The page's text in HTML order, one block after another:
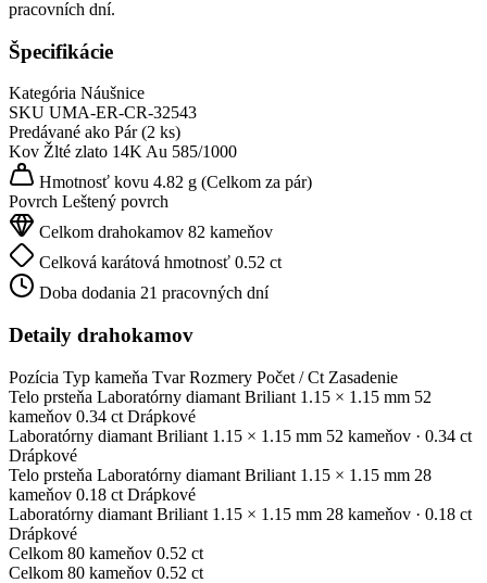
pracovních dní.
Špecifikácie
Kategória Náušnice
SKU UMA-ER-CR-32543
Predávané ako Pár (2 ks)
Kov Žlté zlato 14KAu 585/1000
Hmotnosť kovu 4.82 g (Celkom za pár)
Povrch Leštený povrch
Celkom drahokamov 82 kameňov
Celková karátová hmotnosť 0.52 ct
Doba dodania 21 pracovných dní
Detaily drahokamov
Pozícia Typ kameňa Tvar Rozmery Počet / Ct Zasadenie
Telo prsteňa Laboratórny diamant Briliant 1.15 × 1.15 mm 52
kameňov 0.34 ct Drápkové
Laboratórny diamant Briliant 1.15 × 1.15 mm 52 kameňov · 0.34 ct
Drápkové
Telo prsteňa Laboratórny diamant Briliant 1.15 × 1.15 mm 28
kameňov 0.18 ct Drápkové
Laboratórny diamant Briliant 1.15 × 1.15 mm 28 kameňov · 0.18 ct
Drápkové
Celkom 80 kameňov 0.52 ct
Celkom 80 kameňov 0.52 ct